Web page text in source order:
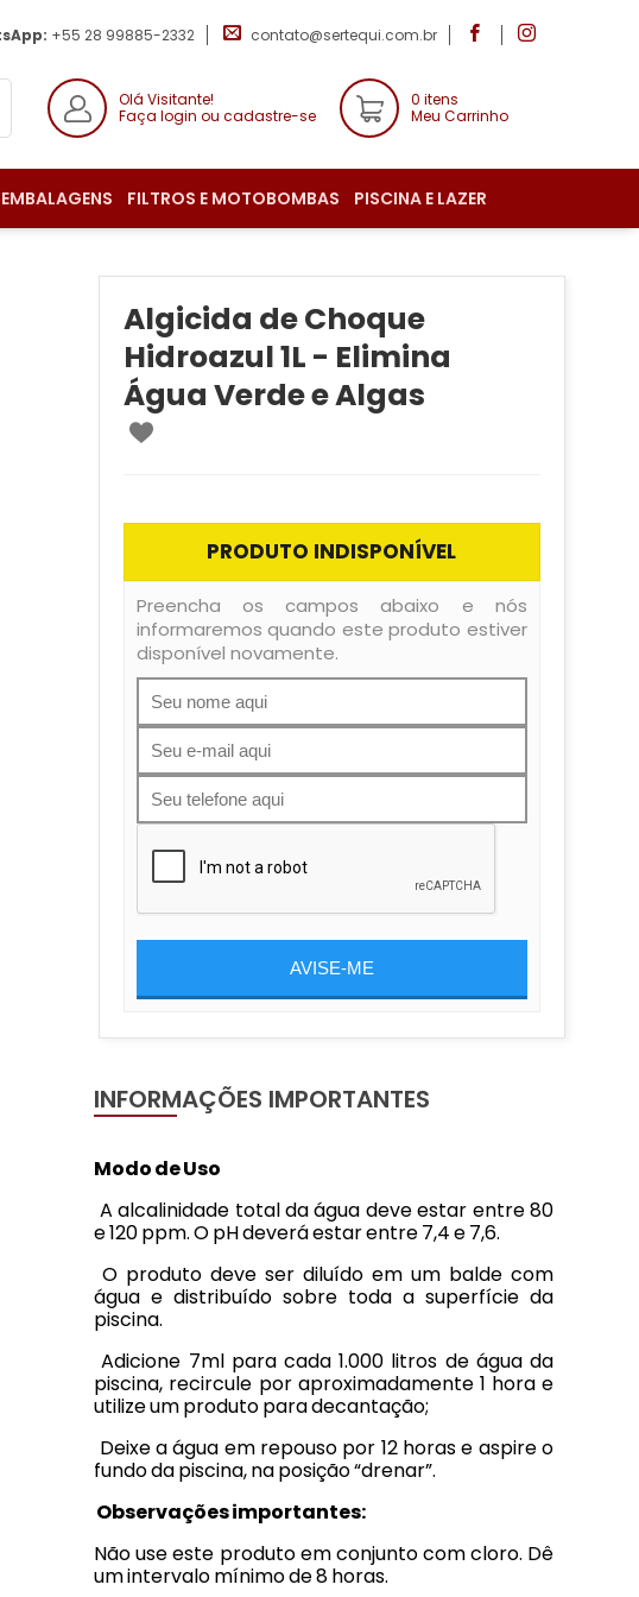
+55 28 99885-2332 contato@sertequi.com.br
Olá Visitante!
Faça login ou cadastre-se
0 itens
Meu Carrinho
EMBALAGENS FILTROS E MOTOBOMBAS PISCINA E LAZER
Algicida de Choque
Hidroazul 1L - Elimina
Água Verde e Algas
PRODUTO INDISPONÍVEL
Preencha os campos abaixo e nós
informaremos quando este produto estiver
disponível novamente.
AVISE-ME
INFORMAÇÕES IMPORTANTES
Modo de Uso
A alcalinidade total da água deve estar entre 80
e 120 ppm. O pH deverá estar entre 7,4 e 7,6.
O produto deve ser diluído em um balde com
água e distribuído sobre toda a superfície da
piscina.
Adicione 7ml para cada 1.000 litros de água da
piscina, recircule por aproximadamente 1 hora e
utilize um produto para decantação;
Deixe a água em repouso por 12 horas e aspire o
fundo da piscina, na posição “drenar”.
Observações importantes:
Não use este produto em conjunto com cloro. Dê
um intervalo mínimo de 8 horas.